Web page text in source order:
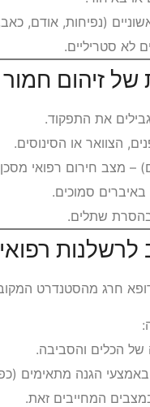
(נפיחות, אודם,
לא סטריליים.
של זיהום חמור
את התפקוד.
הצוואר או הסינוסים.
– מצב חירום רפואי מסכן
באיברים סמוכים.
בהסרת שתלים.
לרשלנות
חרג מהסטנדרט
של הכלים והסביבה.
הגנה מתאימים
המחייבים זאת.